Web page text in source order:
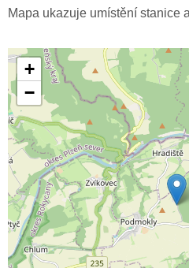
Mapa ukazuje umístění stanice
+
−